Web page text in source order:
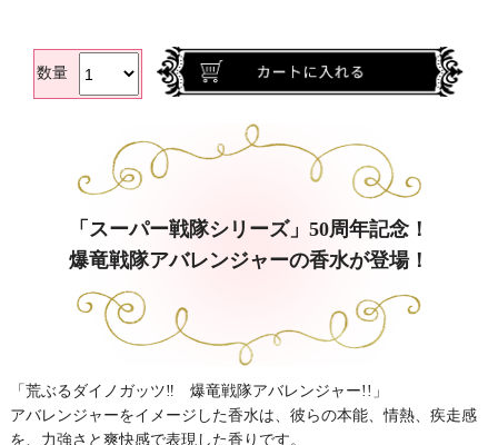
数量
「スーパー戦隊シリーズ」50周年記念！
爆竜戦隊アバレンジャーの香水が登場！
「荒ぶるダイノガッツ‼︎ 爆竜戦隊アバレンジャー!!」
アバレンジャーをイメージした香水は、彼らの本能、情熱、疾走感
を、力強さと爽快感で表現した香りです。